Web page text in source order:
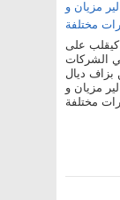
كيقلب على
الشركات
بزاف ديال
مزيان و
مختلفة